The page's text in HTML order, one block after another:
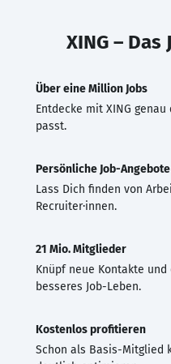
XING –
Über eine Million Jobs
Entdecke mit XING
passt.
Persönliche Job-Angebote
Lass Dich finden von
Recruiter·innen.
21 Mio. Mitglieder
Knüpf neue Kontakte
besseres Job-Leben.
Kostenlos profitieren
Schon als Basis-Mitglied